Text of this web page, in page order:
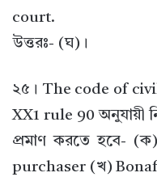
court.
উত্তরঃ- (ঘ)।
২৫। The code of
XX1 rule 90 অনুযায়ী
প্রমাণ করতে হবে-
purchaser (খ)